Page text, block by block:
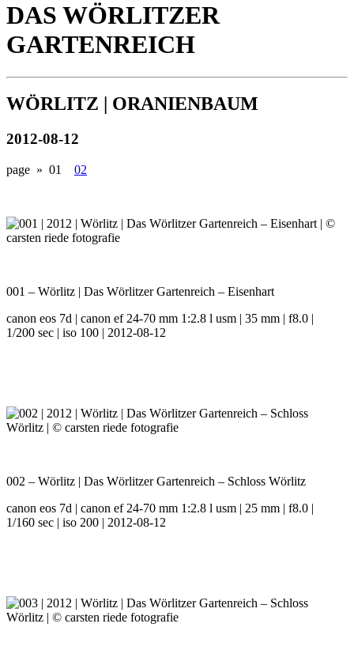
DAS WÖRLITZER
GARTENREICH
WÖRLITZ | ORANIENBAUM
2012-08-12
page » 01 02
001 – Wörlitz | Das Wörlitzer Gartenreich – Eisenhart
canon eos 7d | canon ef 24-70 mm 1:2.8 l usm | 35 mm | f8.0 |
1/200 sec | iso 100 | 2012-08-12
002 – Wörlitz | Das Wörlitzer Gartenreich – Schloss Wörlitz
canon eos 7d | canon ef 24-70 mm 1:2.8 l usm | 25 mm | f8.0 |
1/160 sec | iso 200 | 2012-08-12